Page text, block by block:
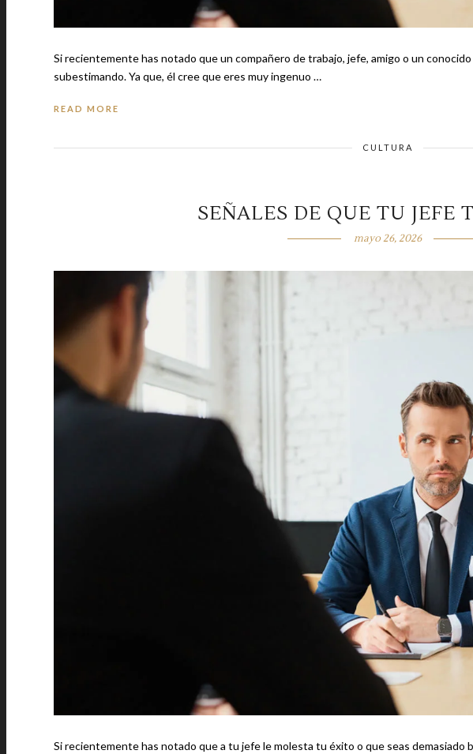
Si recientemente has notado que un compañero de trabajo, jefe, amigo o un
subestimando. Ya que, él cree que eres muy ingenuo …
READ MORE
CULTURA
SEÑALES DE QUE TU JEFE
mayo 26, 2026
Si recientemente has notado que a tu jefe le molesta tu éxito o que seas demasiado bueno